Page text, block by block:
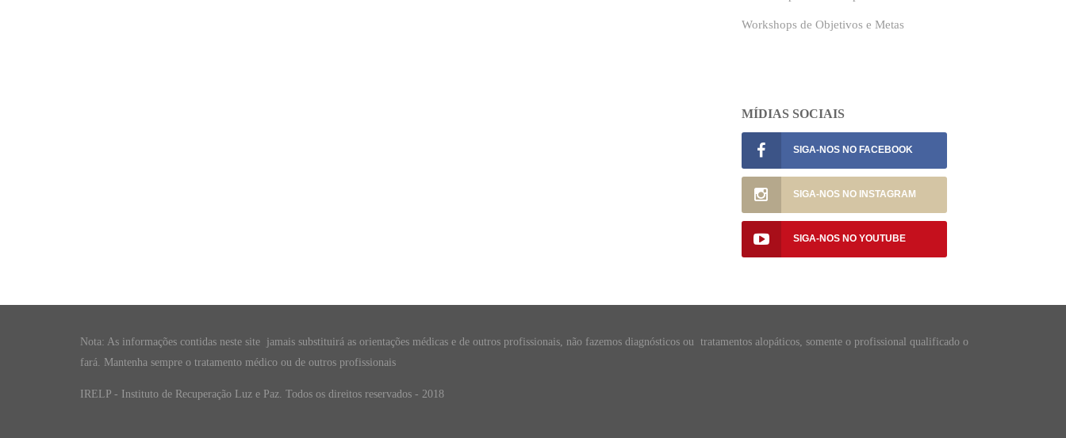
Workshops de Objetivos e Metas
MÍDIAS SOCIAIS
SIGA-NOS NO
SIGA-NOS NO
SIGA-NOS NO
Nota: As informações contidas neste site jamais substituirá as orientações médicas e de outros profissionais, não fazemos diagnósticos ou tratamentos alopáticos, somente o profissional qualificado o
fará. Mantenha sempre o tratamento médico ou de outros profissionais
IRELP - Instituto de Recuperação Luz e Paz. Todos os direitos reservados - 2018